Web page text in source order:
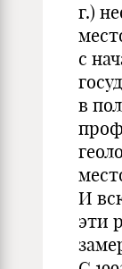
г.)
с
в
И
эти